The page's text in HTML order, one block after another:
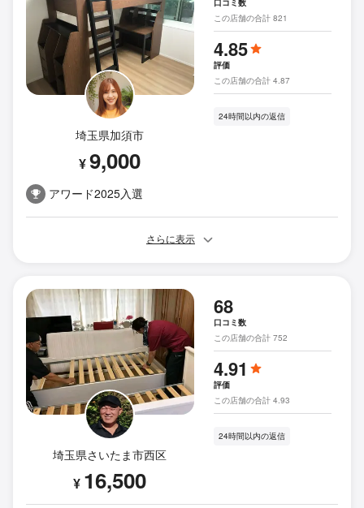
埼玉県加須市
¥9,000
アワード2025入選
この店舗の合計 821
4.85
評価
この店舗の合計 4.87
24時間以内の返信
さらに表示
埼玉県さいたま市西区
¥ 16,500
68
口コミ数
この店舗の合計 752
4.91
評価
この店舗の合計 4.93
24時間以内の返信